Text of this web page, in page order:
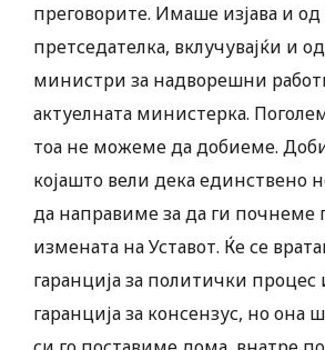
преговорите. Имаше изјава и од
претседателка, вклучувајќи и
министри за надворешни
актуелната министерка.
тоа не можеме да добиеме.
којашто вели дека единствено
да направиме за да ги почнеме
измената на Уставот. Ќе се
гаранција за политички
гаранција за консензус, но она